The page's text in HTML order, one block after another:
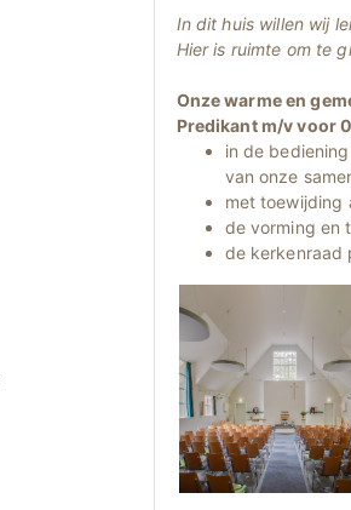
In dit huis willen wij
Hier is ruimte om te
Onze warme en
Predikant m/v voor
in de
van onze
met toewijding
de vorming en
de kerkenraad